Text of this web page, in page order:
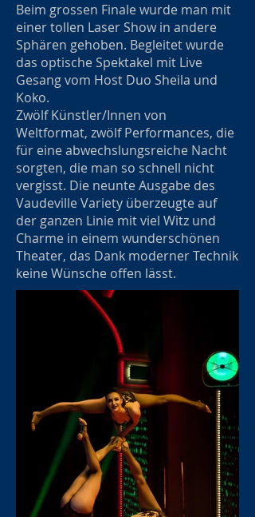
Beim grossen Finale wurde man mit
einer tollen Laser Show in andere
Sphären gehoben. Begleitet wurde
das optische Spektakel mit Live
Gesang vom Host Duo Sheila und
Koko.
Zwölf Künstler/Innen von
Weltformat, zwölf Performances, die
für eine abwechslungsreiche Nacht
sorgten, die man so schnell nicht
vergisst. Die neunte Ausgabe des
Vaudeville Variety überzeugte auf
der ganzen Linie mit viel Witz und
Charme in einem wunderschönen
Theater, das Dank moderner Technik
keine Wünsche offen lässt.